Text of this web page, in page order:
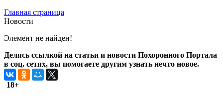
Главная страница
Новости
Элемент не найден!
Делясь ссылкой на статьи и новости Похоронного Портала
в соц. сетях, вы помогаете другим узнать нечто новое.
18+